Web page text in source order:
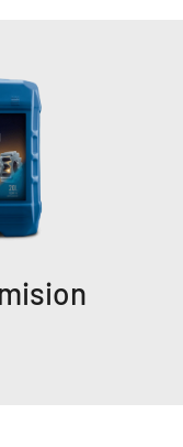
Transmision